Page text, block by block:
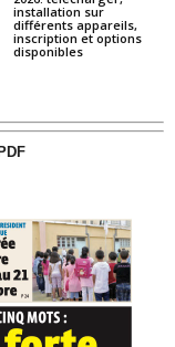
installation sur
différents appareils,
inscription et options
disponibles